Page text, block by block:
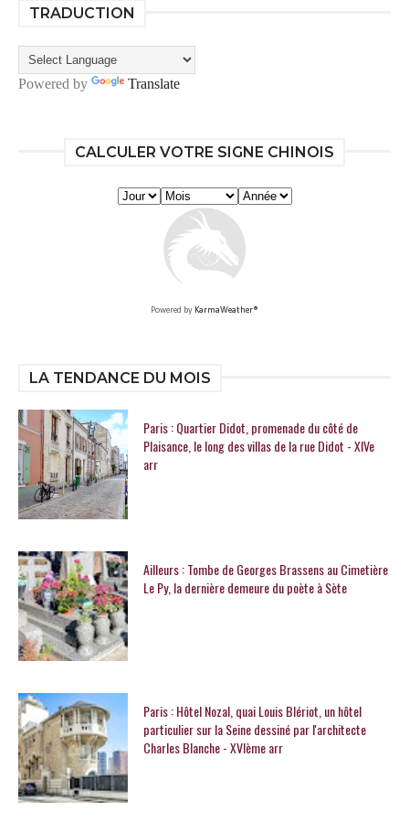
TRADUCTION
Powered by Translate
CALCULER VOTRE SIGNE CHINOIS
Powered by KarmaWeather®
LA TENDANCE DU MOIS
Paris : Quartier Didot, promenade du côté de
Plaisance, le long des villas de la rue Didot - XIVe
arr
Ailleurs : Tombe de Georges Brassens au Cimetière
Le Py, la dernière demeure du poète à Sète
Paris : Hôtel Nozal, quai Louis Blériot, un hôtel
particulier sur la Seine dessiné par l'architecte
Charles Blanche - XVIème arr